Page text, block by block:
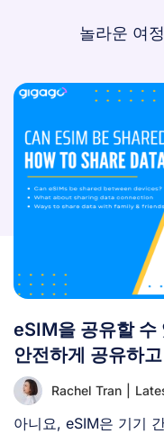
놀라운 여
eSIM을 공유할 수
안전하게 공유하
Rachel Tran
아니요, eSIM은 기기